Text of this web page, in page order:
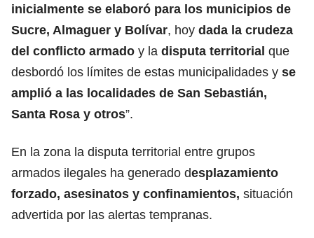
inicialmente se elaboró para los municipios de
Sucre, Almaguer y Bolívar, hoy dada la crudeza
del conflicto armado y la disputa territorial que
desbordó los límites de estas municipalidades y se
amplió a las localidades de San Sebastián,
Santa Rosa y otros”.
En la zona la disputa territorial entre grupos
armados ilegales ha generado desplazamiento
forzado, asesinatos y confinamientos, situación
advertida por las alertas tempranas.